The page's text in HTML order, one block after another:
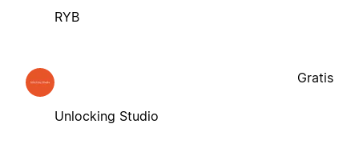
RYB
Unlocking Studio
Gratis